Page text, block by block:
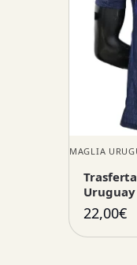
MAGLIA
Uruguay
22,00€